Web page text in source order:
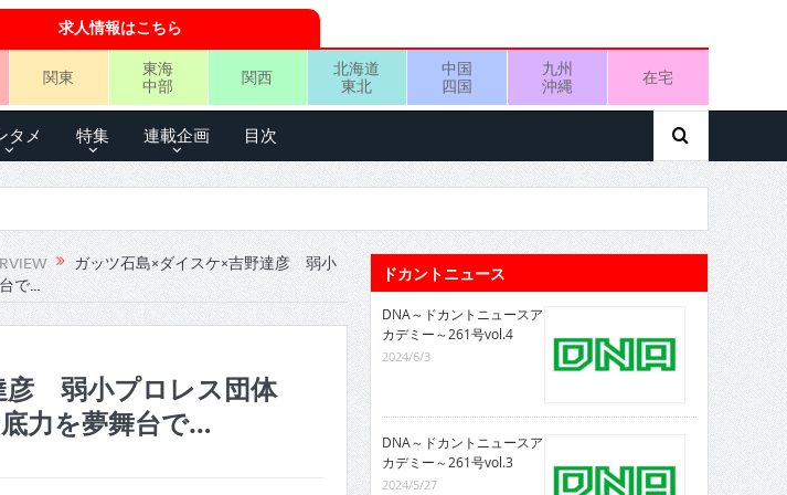
求人情報はこちら
関東
東海
中部
関西
北海道
東北
中国
四国
九州
沖縄
在宅
タメ 特集 連載企画 目次
ガッツ石島×ダイスケ×吉野達彦 弱小
で…
彦 弱小プロレス団体
力を夢舞台で…
ドカントニュース
DNA～ドカントニュースア
カデミー～261号vol.4
2024/6/3
DNA～ドカントニュースア
カデミー～261号vol.3
2024/5/27